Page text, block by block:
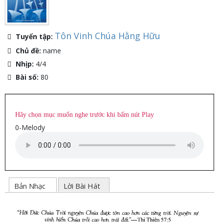
Tuyển tập: Tôn Vinh Chúa Hằng Hữu
Chủ đề: name
Nhịp: 4/4
Bài số: 80
Hãy chọn mục muốn nghe trước khi bấm nút Play
0-Melody
Bản Nhạc Lời Bài Hát